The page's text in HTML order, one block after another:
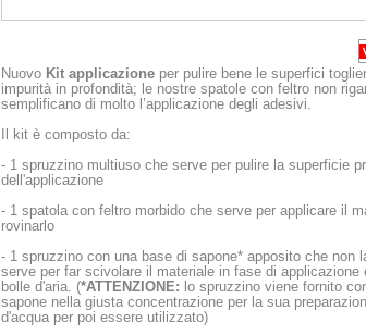
Nuovo Kit applicazione per pulire bene le superfici
impurità in profondità; le nostre spatole con feltro non
semplificano di molto l’applicazione degli adesivi.
Il kit è composto da:
- 1 spruzzino multiuso che serve per pulire la superficie
dell'applicazione
- 1 spatola con feltro morbido che serve per applicare il
rovinarlo
- 1 spruzzino con una base di sapone* apposito che non
serve per far scivolare il materiale in fase di applicazione
bolle d'aria. (*ATTENZIONE: lo spruzzino viene fornito
sapone nella giusta concentrazione per la sua
d'acqua per poi essere utilizzato)